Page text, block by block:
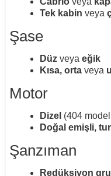
Tek kabin veya
Şase
Düzveya eğik
Kısa, orta veya
Motor
Dizel (404
Doğal emişli,
Şanzıman
Redüksiyon